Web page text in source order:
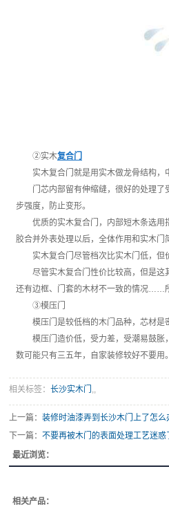
②实木复合门
实木复合门就是用实木做龙骨结构，中
门芯内部留有伸缩缝，很好的处理了
步强度，防止变形。
优质的实木复合门，内部短木条选用指
胶合并外表处理以后，全体作用和实木门
实木复合门尽管档次比实木门低，但
尽管实木复合门性价比较高，但是这其
还有边框、门套的木材不一致的情况……
③模压门
模压门是较低档的木门品种，芯材是密
模压门造价低，受力差，受潮易鼓胀，
数可能只有三五年，自家装修较好不要用。
相关标签： 长沙实木门 ,,
上一篇： 装修时油漆弄到长沙木门上了怎么
下一篇： 不要再被木门的表面处理工艺迷惑
最近浏览：
相关产品：